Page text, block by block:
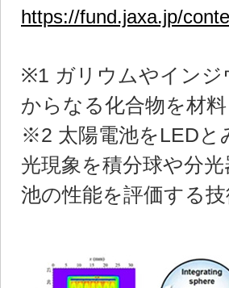
https://fund.jaxa.jp/
※1 ガリウムやインジ
からなる化合物を材
※2 太陽電池をLEDと
光現象を積分球や分
池の性能を評価する技